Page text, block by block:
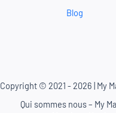
Blog
Copyright © 2021 - 2026 | My
Qui sommes nous – My